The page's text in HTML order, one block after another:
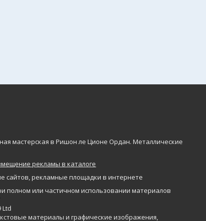
мастерская в Ришон ле Ционе Ордан. Металлические
рекламы в каталоге
сайтов,рекламные площадки в интернете
полном или частичном использовании материалов
Ltd
материалы и графические изображения,